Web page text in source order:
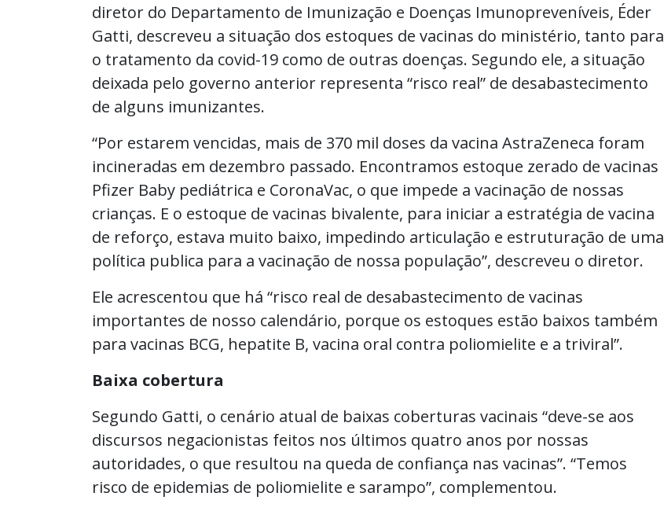
diretor do Departamento de Imunização e Doenças Imunopreveníveis, Éder
Gatti, descreveu a situação dos estoques de vacinas do ministério, tanto para
o tratamento da covid-19 como de outras doenças. Segundo ele, a situação
deixada pelo governo anterior representa “risco real” de desabastecimento
de alguns imunizantes.
“Por estarem vencidas, mais de 370 mil doses da vacina AstraZeneca foram
incineradas em dezembro passado. Encontramos estoque zerado de vacinas
Pfizer Baby pediátrica e CoronaVac, o que impede a vacinação de nossas
crianças. E o estoque de vacinas bivalente, para iniciar a estratégia de vacina
de reforço, estava muito baixo, impedindo articulação e estruturação de uma
política publica para a vacinação de nossa população”, descreveu o diretor.
Ele acrescentou que há “risco real de desabastecimento de vacinas
importantes de nosso calendário, porque os estoques estão baixos também
para vacinas BCG, hepatite B, vacina oral contra poliomielite e a triviral”.
Baixa cobertura
Segundo Gatti, o cenário atual de baixas coberturas vacinais “deve-se aos
discursos negacionistas feitos nos últimos quatro anos por nossas
autoridades, o que resultou na queda de confiança nas vacinas”. “Temos
risco de epidemias de poliomielite e sarampo”, complementou.